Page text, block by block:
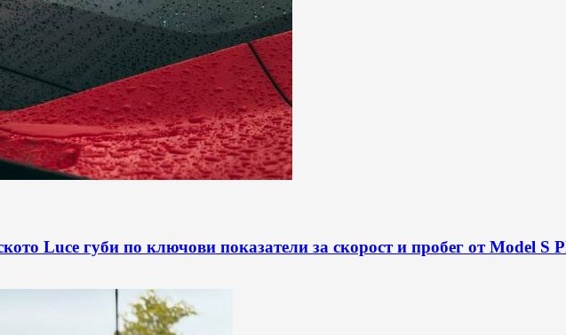
Luce губи по ключови показатели за скорост и пробег от Model S